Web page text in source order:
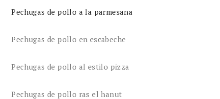
Pechugas de pollo a la parmesana
Pechugas de pollo en escabeche
Pechugas de pollo al estilo pizza
Pechugas de pollo ras el hanut